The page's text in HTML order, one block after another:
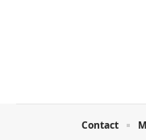
Contact